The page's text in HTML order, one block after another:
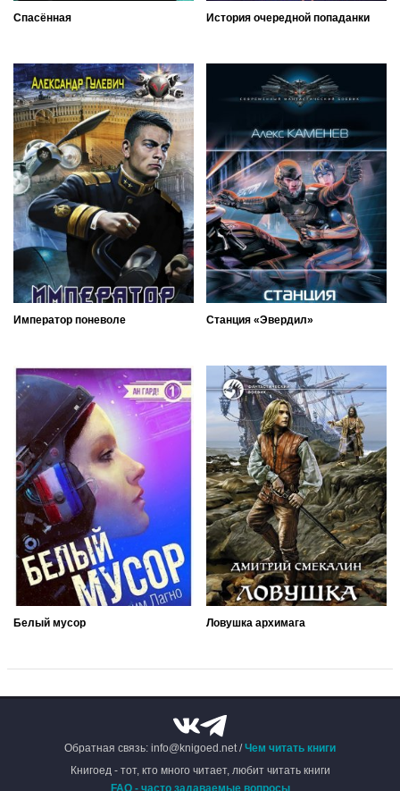
Спасённая История очередной попаданки
Император поневоле Станция «Эвердил»
Белый мусор Ловушка архимага
Обратная связь: info@knigoed.net /Чем читать книги
Книгоед - тот, кто много читает, любит читать книги
FAQ - часто задаваемые вопросы